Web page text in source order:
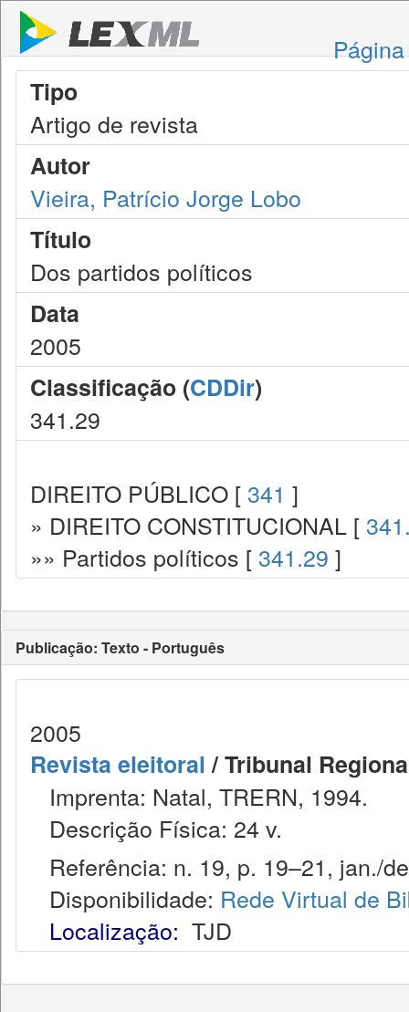
Tipo
Artigo de revista
Autor
Vieira, Patrício Jorge Lobo
Título
Dos partidos políticos
Data
2005
Classificação (CDDir)
341.29
DIREITO PÚBLICO [ 341 ]
» DIREITO CONSTITUCIONAL [
»» Partidos políticos [ 341.29 ]
Publicação: Texto - Português
2005
Revista eleitoral/ Tribunal
Imprenta: Natal, TRERN, 1994.
Descrição Física: 24 v.
Referência: n. 19, p. 19–21, jan./
Disponibilidade: Rede Virtual de
Localização: TJD